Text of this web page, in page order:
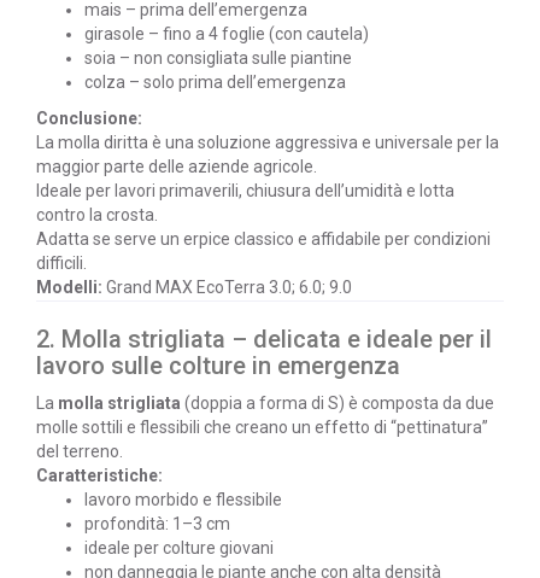
mais – prima dell’emergenza
girasole – fino a 4 foglie (con cautela)
soia – non consigliata sulle piantine
colza – solo prima dell’emergenza
Conclusione:
La molla diritta è una soluzione aggressiva e universale per la
maggior parte delle aziende agricole.
Ideale per lavori primaverili, chiusura dell’umidità e lotta
contro la crosta.
Adatta se serve un erpice classico e affidabile per condizioni
difficili.
Modelli: Grand MAX EcoTerra 3.0; 6.0; 9.0
2. Molla strigliata – delicata e ideale per il
lavoro sulle colture in emergenza
La molla strigliata (doppia a forma di S) è composta da due
molle sottili e flessibili che creano un effetto di “pettinatura”
del terreno.
Caratteristiche:
lavoro morbido e flessibile
profondità: 1–3 cm
ideale per colture giovani
non danneggia le piante anche con alta densità